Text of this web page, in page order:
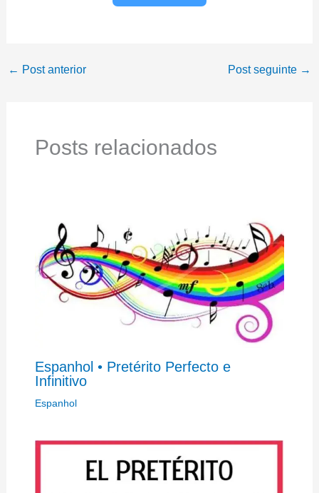
← Post anterior Post seguinte →
Posts relacionados
Espanhol • Pretérito Perfecto e
Infinitivo
Espanhol